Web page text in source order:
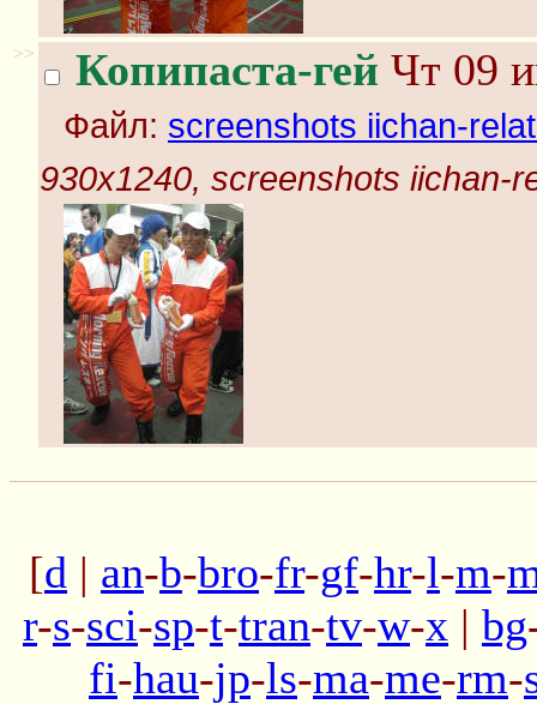
>> Копипаста-гей Чт 09
Файл: screenshots iichan-
930x1240, screenshots iichan-
[d | an-b-bro-fr-gf-hr-l-m-
r-s-sci-sp-t-tran-tv-w-x | bg
fi-hau-jp-ls-ma-me-rm-